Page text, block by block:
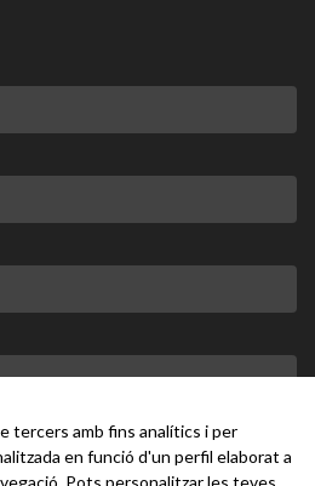
tercers amb fins analítics i per
en funció d'un perfil elaborat a
Pots personalitzar les teves